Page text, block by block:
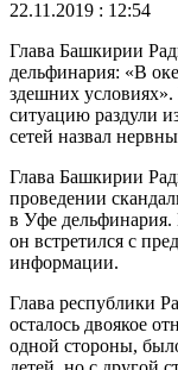
22.11.2019 : 12:54
Глава Башкирии
дельфинария: «В
здешних
ситуацию раздули
сетей назвал
Глава Башкирии
проведении
в Уфе дельфинария.
он встретился с
информации.
Глава республики
осталось двоякое
одной стороны,